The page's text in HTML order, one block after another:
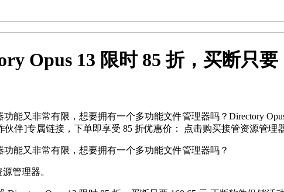
Opus 13 限时 85 折，买断只要
能又非常有限，想要拥有一个多功能文件管理器吗？Directory
伴]专属链接，下单即享受 85 折优惠价： 点击购买接管资源管理
能又非常有限，想要拥有一个多功能文件管理器吗？
管理器。